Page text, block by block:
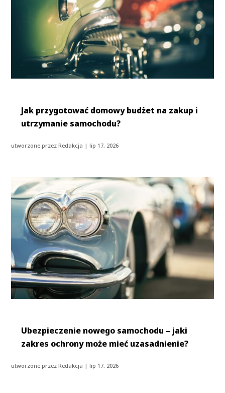
Jak przygotować domowy budżet na zakup i
utrzymanie samochodu?
utworzone przezRedakcja |lip 17, 2026
Ubezpieczenie nowego samochodu – jaki
zakres ochrony może mieć uzasadnienie?
utworzone przezRedakcja |lip 17, 2026